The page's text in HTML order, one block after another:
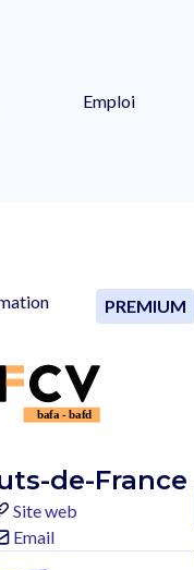
Emploi
PREMIUM
de-France
Site web
Email